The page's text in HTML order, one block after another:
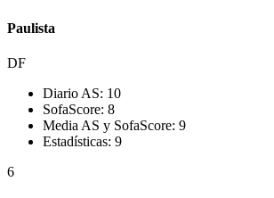
Paulista
DF
Diario AS: 10
SofaScore: 8
Media AS y SofaScore: 9
Estadísticas: 9
6